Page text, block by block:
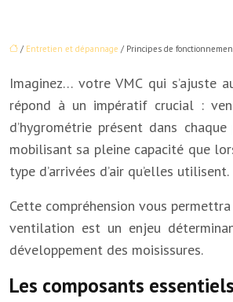
/ Entretien et dépannage / Principes de
Imaginez… votre VMC qui s’ajuste
répond à un impératif crucial :
d’hygrométrie présent dans
mobilisant sa pleine capacité que
type d’arrivées d’air qu’elles utilisent.
Cette compréhension vous
ventilation est un enjeu
développement des moisissures.
Les composants